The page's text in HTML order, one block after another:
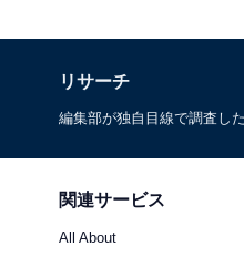
リサーチ
編集部が独自目線で調査し
関連サービス
All About